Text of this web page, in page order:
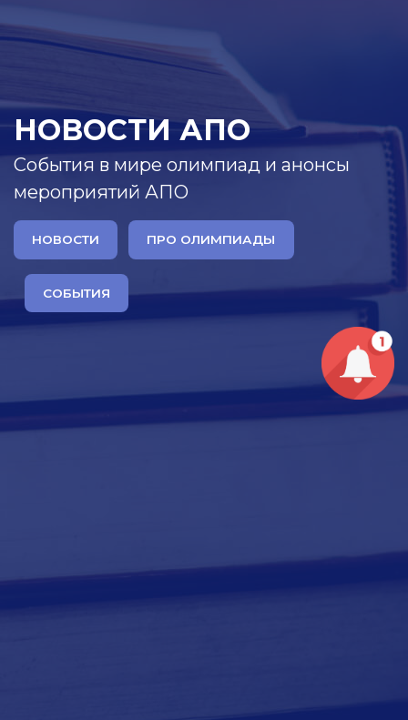
НОВОСТИ АПО
События в мире олимпиад и анонсы
мероприятий АПО
НОВОСТИ ПРО ОЛИМПИАДЫ
СОБЫТИЯ